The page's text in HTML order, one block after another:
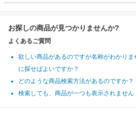
お探しの商品が見つかりませんか?
よくあるご質問
欲しい商品があるのですが名称がわかりま
に探せばよいですか？
どのような商品検索方法があるのですか？
検索しても、商品が一つも表示されません